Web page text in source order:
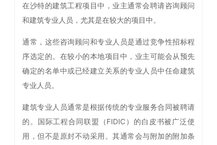
在沙特的建筑工程项目中，业主通常会聘请咨询顾问
和建筑专业人员，尤其是在较大的项目中。
通常，这些咨询顾问和专业人员是通过竞争性招标程
序选定的。在较小的本地项目中，业主可能会从预先
确定的名单中或已经建立关系的专业人员中任命建筑
专业人员。
建筑专业人员通常是根据传统的专业服务合同被聘请
的。国际工程合同联盟（FIDIC）的白皮书被广泛使
用，但不是原封不动采用。其通常会与附加的附加条